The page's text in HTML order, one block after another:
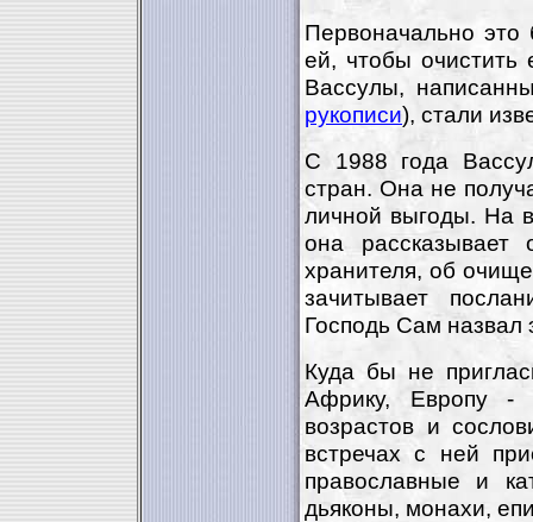
Первоначально это
ей, чтобы очистить
Вассулы,
рукописи), стали
С 1988 года
стран. Она не
личной выгоды. На
она рассказывает
хранителя, об
зачитывает
Господь Сам назвал
Куда бы не
Африку, Европу -
возрастов и
встречах с ней
православные и
дьяконы, монахи,